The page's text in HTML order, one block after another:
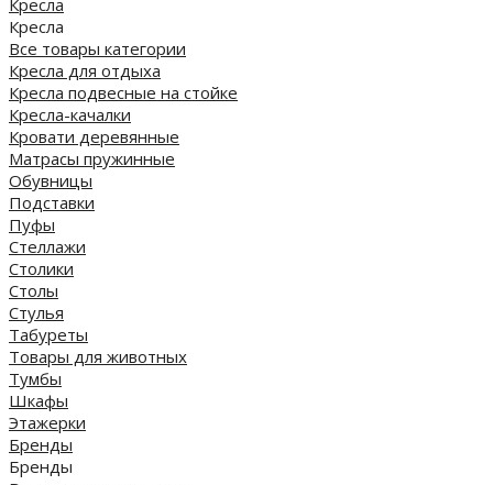
Кресла
Все товары категории
Кресла для отдыха
Кресла подвесные на стойке
Кресла-качалки
Кровати деревянные
Матрасы пружинные
Обувницы
Подставки
Пуфы
Стеллажи
Столики
Столы
Стулья
Табуреты
Товары для животных
Тумбы
Шкафы
Этажерки
Бренды
Бренды